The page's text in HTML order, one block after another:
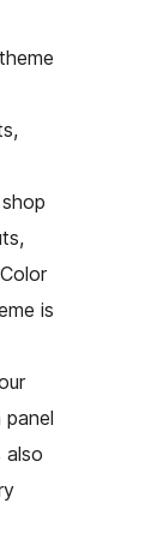
is
also